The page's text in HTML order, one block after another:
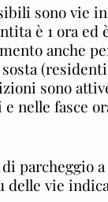
sono vie
è 1 ora ed
anche
sono
nelle fasce
parcheggio
delle vie